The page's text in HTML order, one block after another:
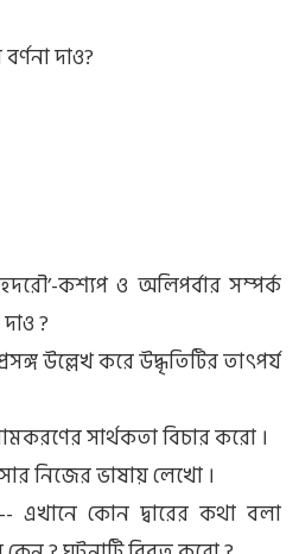
দাও?
কশ্যপ ও অলিপর্বার সম্পর্ক
?
উল্লেখ করে উদ্ধৃতিটির তাৎপর্য
সার্থকতা বিচার করো ।
নিজের ভাষায় লেখো ।
এখানে কোন দ্বারের কথা বলা